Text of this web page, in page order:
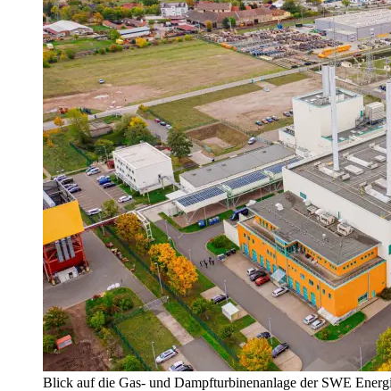
Blick auf die Gas- und Dampfturbinenanlage der SWE